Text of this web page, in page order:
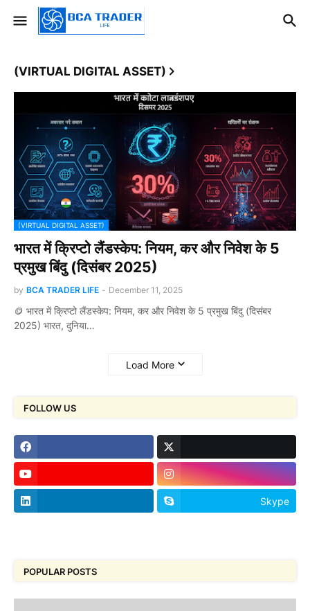
(VIRTUAL DIGITAL ASSET)
(VIRTUAL DIGITAL ASSET)
भारत में क्रिप्टो लैंडस्केप: नियम, कर और निवेश के 5
प्रमुख बिंदु (दिसंबर 2025)
by BCA TRADER LIFE - December 11, 2025
🪙 भारत में क्रिप्टो लैंडस्केप: नियम, कर और निवेश के 5 प्रमुख बिंदु (दिसंबर
2025) भारत, दुनिया…
Load More
FOLLOW US
Skype
POPULAR POSTS